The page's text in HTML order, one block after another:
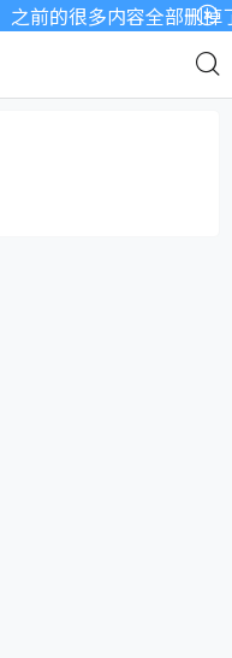
前的很多内容全部删